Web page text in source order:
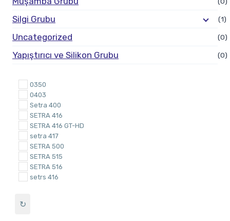
Silgi Grubu (1)
Uncategorized (0)
Yapıştırıcı ve Silikon Grubu (0)
0350
0403
Setra 400
SETRA 416
SETRA 416 GT-HD
setra 417
SETRA 500
SETRA 515
SETRA 516
setrs 416
↻